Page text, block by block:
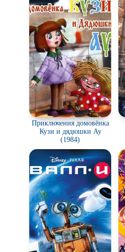
Приключения домовёнка
Кузи и дядюшки Ау
(1984)